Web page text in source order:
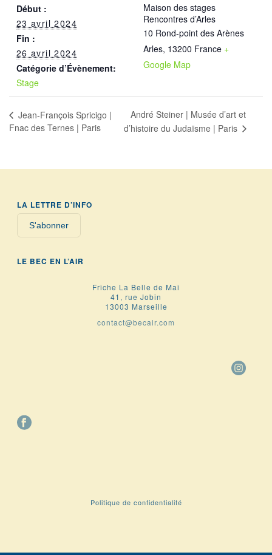
Début :
23 avril 2024
Fin :
26 avril 2024
Catégorie d’Évènement:
Stage
Maison des stages
Rencontres d’Arles
10 Rond-point des Arènes
Arles, 13200 France +
Google Map
Jean-François Spricigo |
Fnac des Ternes | Paris
André Steiner | Musée d’art et
d’histoire du Judaïsme | Paris
LA LETTRE D’INFO
S'abonner
LE BEC EN L’AIR
Friche La Belle de Mai
41, rue Jobin
13003 Marseille
contact@becair.com
Politique de confidentialité